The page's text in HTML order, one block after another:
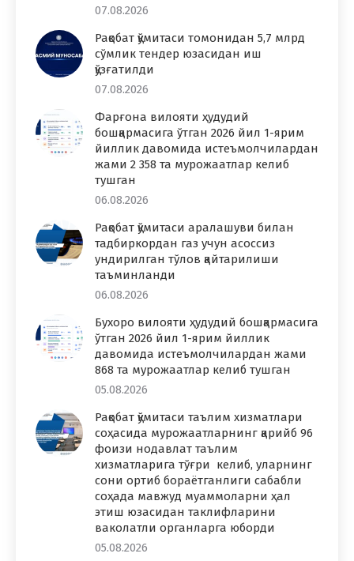
07.08.2026
Рақобат қўмитаси томонидан 5,7 млрд
сўмлик тендер юзасидан иш
қўзғатилди
07.08.2026
Фарғона вилояти ҳудудий
бошқармасига ўтган 2026 йил 1-ярим
йиллик давомида истеъмолчилардан
жами 2 358 та мурожаатлар келиб
тушган
06.08.2026
Рақобат қўмитаси аралашуви билан
тадбиркордан газ учун асоссиз
ундирилган тўлов қайтарилиши
таъминланди
06.08.2026
Бухоро вилояти ҳудудий бошқармасига
ўтган 2026 йил 1-ярим йиллик
давомида истеъмолчилардан жами
868 та мурожаатлар келиб тушган
05.08.2026
Рақобат қўмитаси таълим хизматлари
соҳасида мурожаатларнинг қарийб 96
фоизи нодавлат таълим
хизматларига тўғри келиб, уларнинг
сони ортиб бораётганлиги сабабли
соҳада мавжуд муаммоларни ҳал
этиш юзасидан таклифларини
ваколатли органларга юборди
05.08.2026